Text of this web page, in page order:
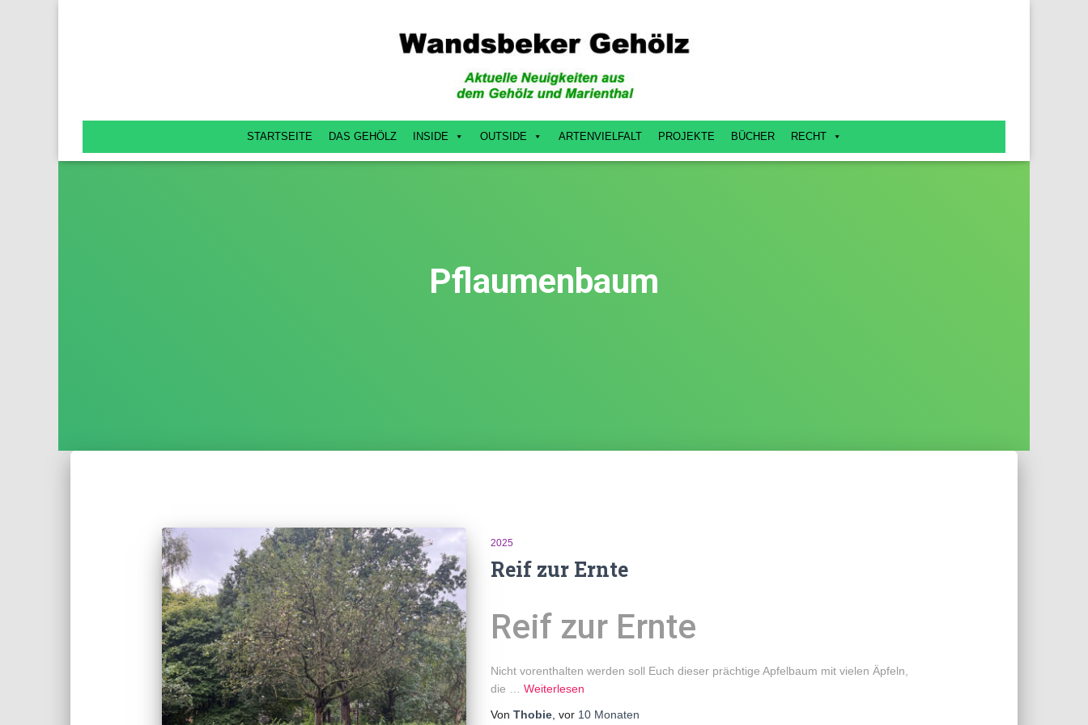
STARTSEITE DAS GEHÖLZ INSIDE OUTSIDE ARTENVIELFALT PROJEKTE BÜCHER RECHT
Pflaumenbaum
2025
Reif zur Ernte
Reif zur Ernte
Nicht vorenthalten werden soll Euch dieser prächtige Apfelbaum mit vielen Äpfeln,
die … Weiterlesen
Von Thobie, vor 10 Monaten